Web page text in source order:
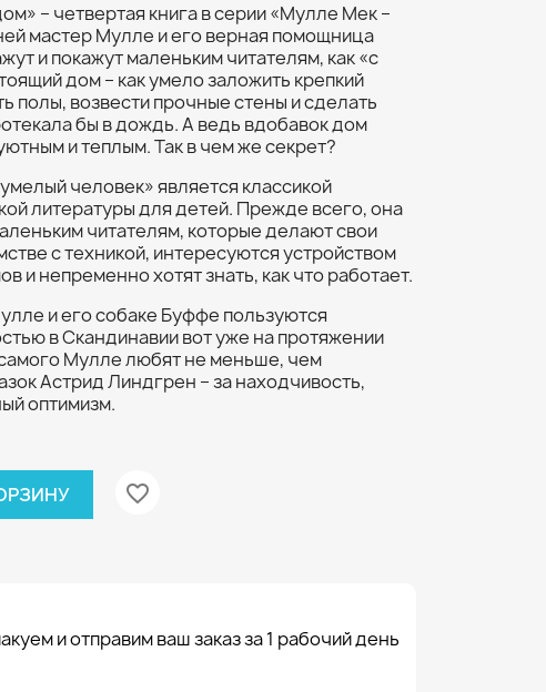
– четвертая книга в серии «Мулле Мек –
мастер Мулле и его верная помощница
и покажут маленьким читателям, как «с
дом – как умело заложить крепкий
полы, возвести прочные стены и сделать
бы в дождь. А ведь вдобавок дом
и теплым. Так в чем же секрет?
человек» является классикой
литературы для детей. Прежде всего, она
читателям, которые делают свои
с техникой, интересуются устройством
и непременно хотят знать, как что работает.
и его собаке Буффе пользуются
в Скандинавии вот уже на протяжении
Мулле любят не меньше, чем
Астрид Линдгрен – за находчивость,
оптимизм.
favorite_border
и отправим ваш заказ за 1 рабочий день